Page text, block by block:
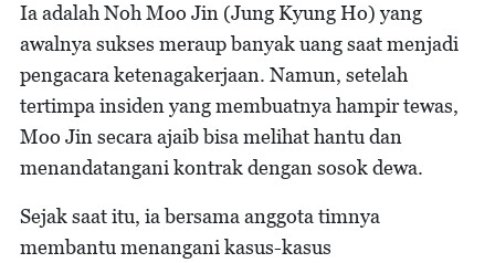
Ia adalah Noh Moo Jin (Jung Kyung Ho) yang
awalnya sukses meraup banyak uang saat menjadi
pengacara ketenagakerjaan. Namun, setelah
tertimpa insiden yang membuatnya hampir tewas,
Moo Jin secara ajaib bisa melihat hantu dan
menandatangani kontrak dengan sosok dewa.
Sejak saat itu, ia bersama anggota timnya
membantu menangani kasus-kasus